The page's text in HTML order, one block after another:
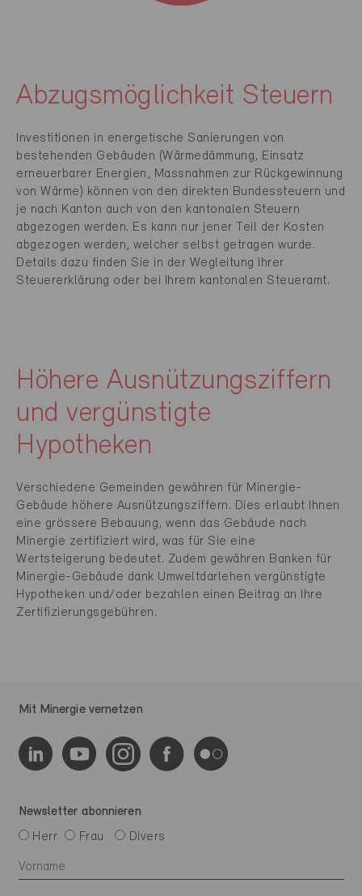
Abzugsmöglichkeit Steuern
Investitionen in energetische Sanierungen von
bestehenden Gebäuden (Wärmedämmung, Einsatz
erneuerbarer Energien, Massnahmen zur Rückgewinnung
von Wärme) können von den direkten Bundessteuern und
je nach Kanton auch von den kantonalen Steuern
abgezogen werden. Es kann nur jener Teil der Kosten
abgezogen werden, welcher selbst getragen wurde.
Details dazu finden Sie in der Wegleitung Ihrer
Steuererklärung oder bei Ihrem kantonalen Steueramt.
Höhere Ausnützungsziffern
und vergünstigte
Hypotheken
Verschiedene Gemeinden gewähren für Minergie-
Gebäude höhere Ausnützungsziffern. Dies erlaubt Ihnen
eine grössere Bebauung, wenn das Gebäude nach
Minergie zertifiziert wird, was für Sie eine
Wertsteigerung bedeutet. Zudem gewähren Banken für
Minergie-Gebäude dank Umweltdarlehen vergünstigte
Hypotheken und/oder bezahlen einen Beitrag an Ihre
Zertifizierungsgebühren.
Mit Minergie vernetzen
Newsletter abonnieren
Herr
Frau Divers